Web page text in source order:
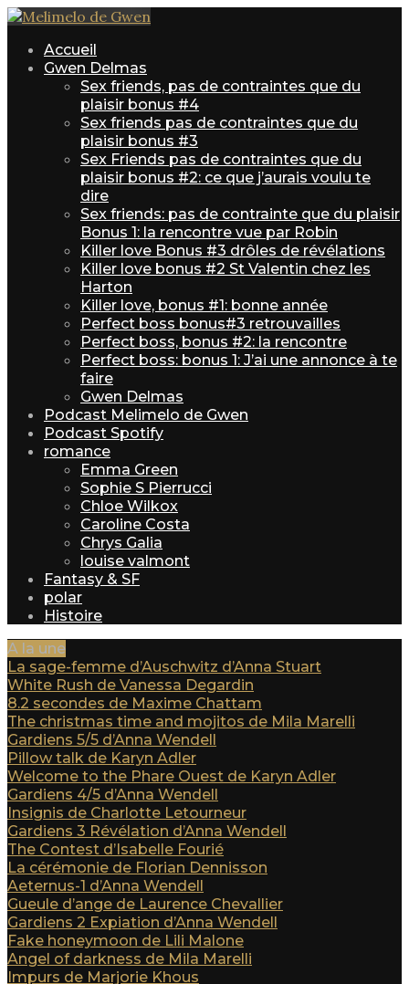
Accueil
Gwen Delmas
Sex friends, pas de contraintes que du
plaisir bonus #4
Sex friends pas de contraintes que du
plaisir bonus #3
Sex Friends pas de contraintes que du
plaisir bonus #2: ce que j’aurais voulu te
dire
Sex friends: pas de contrainte que du plaisir
Bonus 1: la rencontre vue par Robin
Killer love Bonus #3 drôles de révélations
Killer love bonus #2 St Valentin chez les
Harton
Killer love, bonus #1: bonne année
Perfect boss bonus#3 retrouvailles
Perfect boss, bonus #2: la rencontre
Perfect boss: bonus 1: J’ai une annonce à te
faire
Gwen Delmas
Podcast Melimelo de Gwen
Podcast Spotify
romance
Emma Green
Sophie S Pierrucci
Chloe Wilkox
Caroline Costa
Chrys Galia
louise valmont
Fantasy & SF
polar
Histoire
A la une
La sage-femme d’Auschwitz d’Anna Stuart
White Rush de Vanessa Degardin
8.2 secondes de Maxime Chattam
The christmas time and mojitos de Mila Marelli
Gardiens 5/5 d’Anna Wendell
Pillow talk de Karyn Adler
Welcome to the Phare Ouest de Karyn Adler
Gardiens 4/5 d’Anna Wendell
Insignis de Charlotte Letourneur
Gardiens 3 Révélation d’Anna Wendell
The Contest d’Isabelle Fourié
La cérémonie de Florian Dennisson
Aeternus-1 d’Anna Wendell
Gueule d’ange de Laurence Chevallier
Gardiens 2 Expiation d’Anna Wendell
Fake honeymoon de Lili Malone
Angel of darkness de Mila Marelli
Impurs de Marjorie Khous